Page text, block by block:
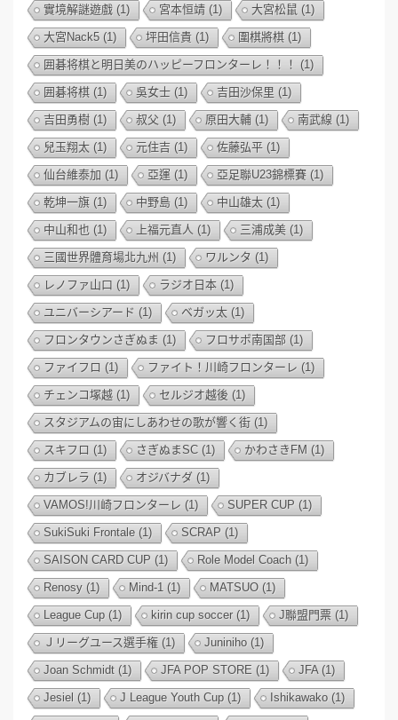
實境解謎遊戲 (1) 宮本恒靖 (1) 大宮松鼠 (1)
大宮Nack5 (1) 坪田信貴 (1) 圍棋將棋 (1)
囲碁将棋と明日美のハッピーフロンターレ！！！ (1)
囲碁将棋 (1) 吳女士 (1) 吉田沙保里 (1)
吉田勇樹 (1) 叔父 (1) 原田大輔 (1) 南武線 (1)
兒玉翔太 (1) 元住吉 (1) 佐藤弘平 (1)
仙台維泰加 (1) 亞運 (1) 亞足聯U23錦標賽 (1)
乾坤一旗 (1) 中野島 (1) 中山雄太 (1)
中山和也 (1) 上福元直人 (1) 三浦成美 (1)
三國世界體育場北九州 (1) ワルンタ (1)
レノファ山口 (1) ラジオ日本 (1)
ユニバーシアード (1) ベガッ太 (1)
フロンタウンさぎぬま (1) フロサポ南国部 (1)
ファイフロ (1) ファイト！川崎フロンターレ (1)
チェンコ塚越 (1) セルジオ越後 (1)
スタジアムの宙にしあわせの歌が響く街 (1)
スキフロ (1) さぎぬまSC (1) かわさきFM (1)
カブレラ (1) オジバナダ (1)
VAMOS!川崎フロンターレ (1) SUPER CUP (1)
SukiSuki Frontale (1) SCRAP (1)
SAISON CARD CUP (1) Role Model Coach (1)
Renosy (1) Mind-1 (1) MATSUO (1)
League Cup (1) kirin cup soccer(1) J聯盟門票 (1)
Ｊリーグユース選手権 (1) Juniniho (1)
Joan Schmidt (1) JFA POP STORE (1) JFA (1)
Jesiel (1) J League Youth Cup (1) Ishikawako (1)